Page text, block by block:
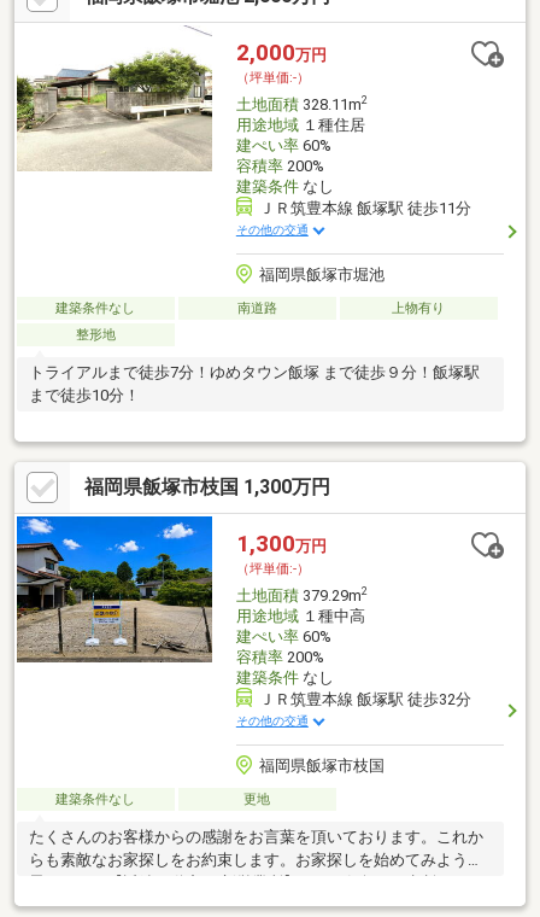
2,000万円
（坪単価:-）
土地面積328.11m2
用途地域１種住居
建ぺい率60%
容積率200%
建築条件なし
ＪＲ筑豊本線 飯塚駅 徒歩11分
その他の交通
福岡県飯塚市堀池
建築条件なし 南道路
上物有り
整形地
トライアルまで徒歩7分！ゆめタウン飯塚 まで徒歩９分！飯塚駅
まで徒歩10分！
福岡県飯塚市枝国 1,300万円
1,300万円
（坪単価:-）
土地面積379.29m2
用途地域１種中高
建ぺい率60%
容積率200%
建築条件なし
ＪＲ筑豊本線 飯塚駅 徒歩32分
その他の交通
福岡県飯塚市枝国
建築条件なし 更地
たくさんのお客様からの感謝をお言葉を頂いております。これか
らも素敵なお家探しをお約束します。お家探しを始めてみようと
ませ。ご条件など何も決まっていなくても大丈夫です。まずはお